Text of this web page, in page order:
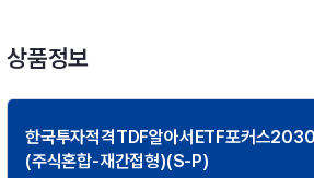
상품정보
한국투자적격TDF알아서ETF포커스
(주식혼합-재간접형)(S-P)